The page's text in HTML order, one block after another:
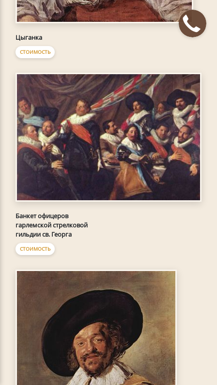
Цыганка
СТОИМОСТЬ
Банкет офицеров
гарлемской стрелковой
гильдии св. Георга
СТОИМОСТЬ